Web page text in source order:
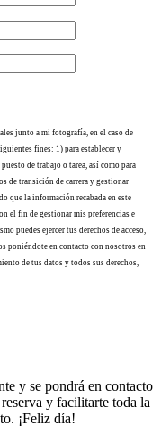
junto a mi fotografía, en el caso de
fines: 1) para establecer y
de trabajo o tarea, así como para
de transición de carrera y gestionar
que la información recabada en este
el fin de gestionar mis preferencias e
puedes ejercer tus derechos de acceso,
poniéndote en contacto con nosotros en
de tus datos y todos sus derechos,
y se pondrá en contacto
y facilitarte toda la
¡Feliz día!